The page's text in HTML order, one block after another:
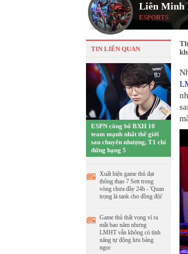
Liên Minh
ESPORTS
TIN LIÊN QUAN
ESPN công bố BXH 10
team mạnh nhất thế giới
sau chuyển nhượng, T1 chỉ
đứng hạng 5
Xuất hiện game thủ đạt
thông thạo 7 Sett trong
vòng chưa đầy 24h - 'Quan
trọng là tank cho đồng đội'
Game thủ thất vọng vì ra
mắt bao năm nhưng
LMHT vẫn không có tính
năng tự động lưu bảng
ngọc